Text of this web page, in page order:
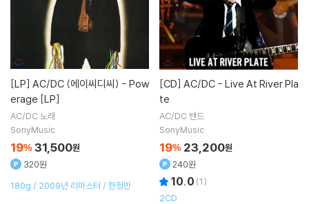
[LP] AC/DC (에이씨디씨) - Pow
erage [LP]
AC/DC 노래
SonyMusic
19% 31,500원
320원
180g / 2009년 리마스터 / 한정반
[CD] AC/DC - Live At River Pla
te
AC/DC 밴드
SonyMusic
19% 23,200원
240원
10.0 (1)
2CD